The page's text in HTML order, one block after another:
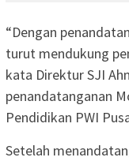
“Dengan
turut mendukung
kata Direktur SJI
penandatanganan
Pendidikan PWI
Setelah